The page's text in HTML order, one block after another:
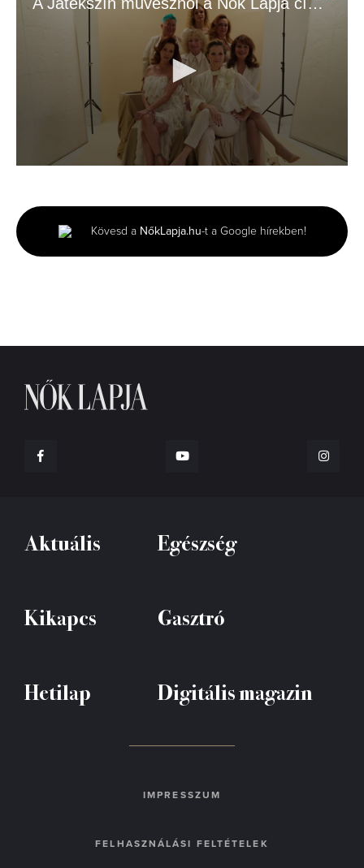
43
seconds
Kövesd a NőkLapja.hu-t a Google hírekben!
Aktuális Egészség
Kikapcs Gasztró
Hetilap Digitális magazin
IMPRESSZUM
FELHASZNÁLÁSI FELTÉTELEK